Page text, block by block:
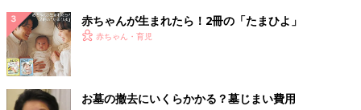
赤ちゃんが生まれたら！2冊の「たまひよ」
赤ちゃん・育児
お墓の撤去にいくらかかる？墓じまい費用